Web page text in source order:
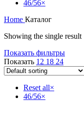
46/56×
Home Каталог
Showing the single result
Показать фильтры
Показать 12 18 24
Reset all×
46/56×